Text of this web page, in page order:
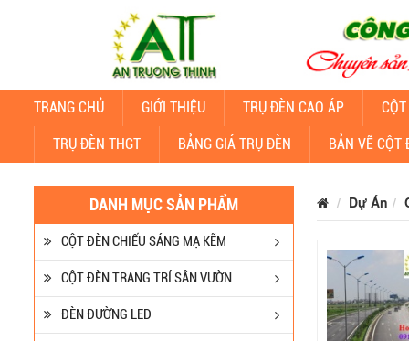
TRANG CHỦ GIỚI THIỆU TRỤ ĐÈN CAO ÁP
TRỤ ĐÈN THGT BẢNG GIÁ TRỤ ĐÈN BẢN VẼ CỘT
DANH MỤC SẢN PHẨM
CỘT ĐÈN CHIẾU SÁNG MẠ KẼM
CỘT ĐÈN TRANG TRÍ SÂN VƯỜN
ĐÈN ĐƯỜNG LED
Dự Án